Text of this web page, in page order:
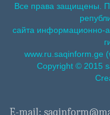
Все права защищены.
сайта информационно-
www.ru.saqinform.ge
Copyright © 2015
E-mail: